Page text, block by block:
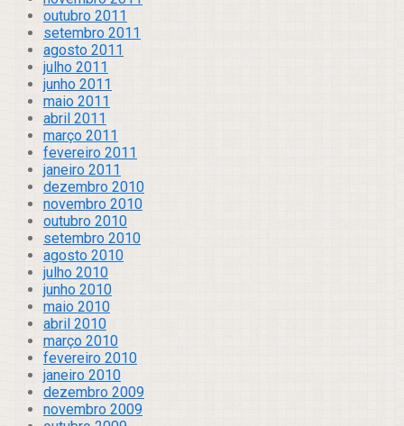
outubro 2011
setembro 2011
agosto 2011
julho 2011
junho 2011
maio 2011
abril 2011
março 2011
fevereiro 2011
janeiro 2011
dezembro 2010
novembro 2010
outubro 2010
setembro 2010
agosto 2010
julho 2010
junho 2010
maio 2010
abril 2010
março 2010
fevereiro 2010
janeiro 2010
dezembro 2009
novembro 2009